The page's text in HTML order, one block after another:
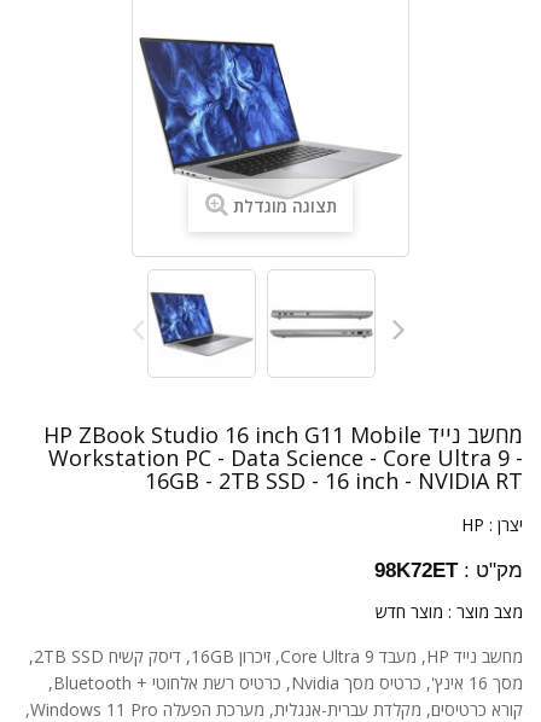
תצוגה מוגדלת
מחשב נייד HP ZBook Studio 16 inch G11 Mobile
Workstation PC - Data Science - Core Ultra 9 -
16GB - 2TB SSD - 16 inch - NVIDIA RT
יצרן : HP
מק"ט : 98K72ET
מצב מוצר : מוצר חדש
מחשב נייד HP, מעבד Core Ultra 9, זיכרון 16GB, דיסק קשיח 2TB SSD,
מסך 16 אינץ', כרטיס מסך Nvidia, כרטיס רשת אלחוטי + Bluetooth,
קורא כרטיסים, מקלדת עברית-אנגלית, מערכת הפעלה Windows 11 Pro,